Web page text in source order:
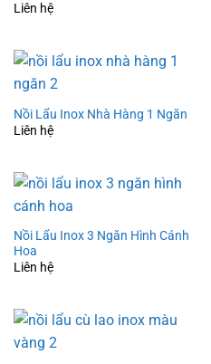
Liên hệ
Nồi Lẩu Inox Nhà Hàng 1 Ngăn
Liên hệ
Nồi Lẩu Inox 3 Ngăn Hình Cánh
Hoa
Liên hệ